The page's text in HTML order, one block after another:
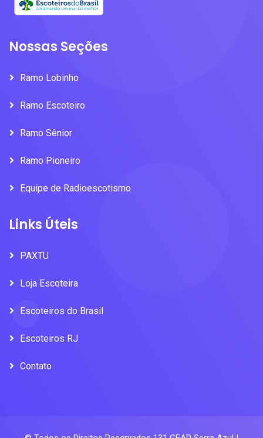
Nossas Seções
Ramo Lobinho
Ramo Escoteiro
Ramo Sênior
Ramo Pioneiro
Equipe de Radioescotismo
Links Úteis
PAXTU
Loja Escoteira
Escoteiros do Brasil
Escoteiros RJ
Contato